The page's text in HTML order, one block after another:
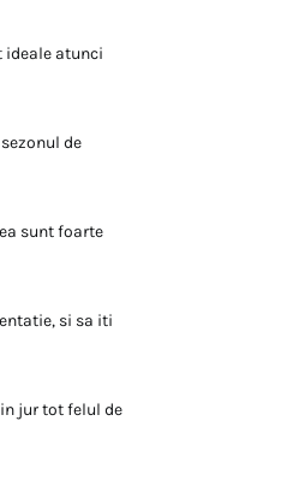
ideale atunci
de
sunt foarte
si sa iti
jur tot felul de